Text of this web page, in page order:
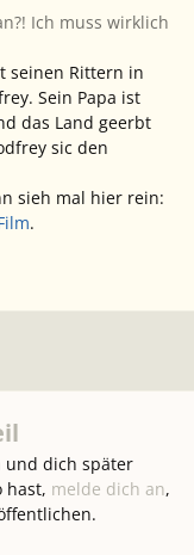
Ich muss wirklich
seinen Rittern in
Sein Papa ist
das Land geerbt
sic den
sieh mal hier rein:
.
und dich später
hast, melde dich an,